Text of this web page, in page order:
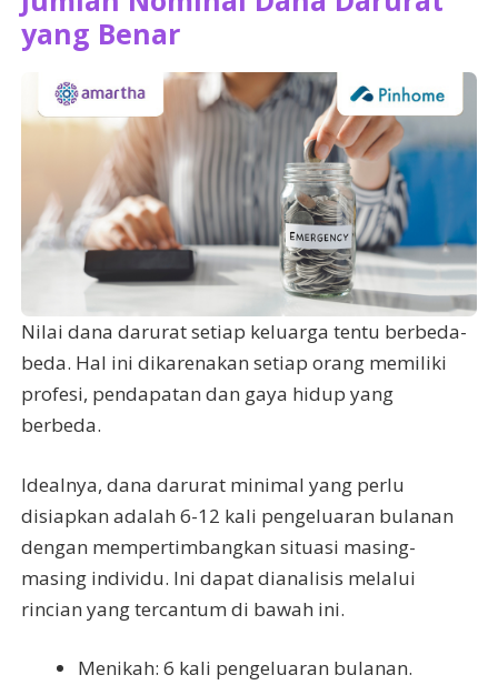
yang Benar
Nilai dana darurat setiap keluarga tentu berbeda-
beda. Hal ini dikarenakan setiap orang memiliki
profesi, pendapatan dan gaya hidup yang
berbeda.
Idealnya, dana darurat minimal yang perlu
disiapkan adalah 6-12 kali pengeluaran bulanan
dengan mempertimbangkan situasi masing-
masing individu. Ini dapat dianalisis melalui
rincian yang tercantum di bawah ini.
Menikah: 6 kali pengeluaran bulanan.